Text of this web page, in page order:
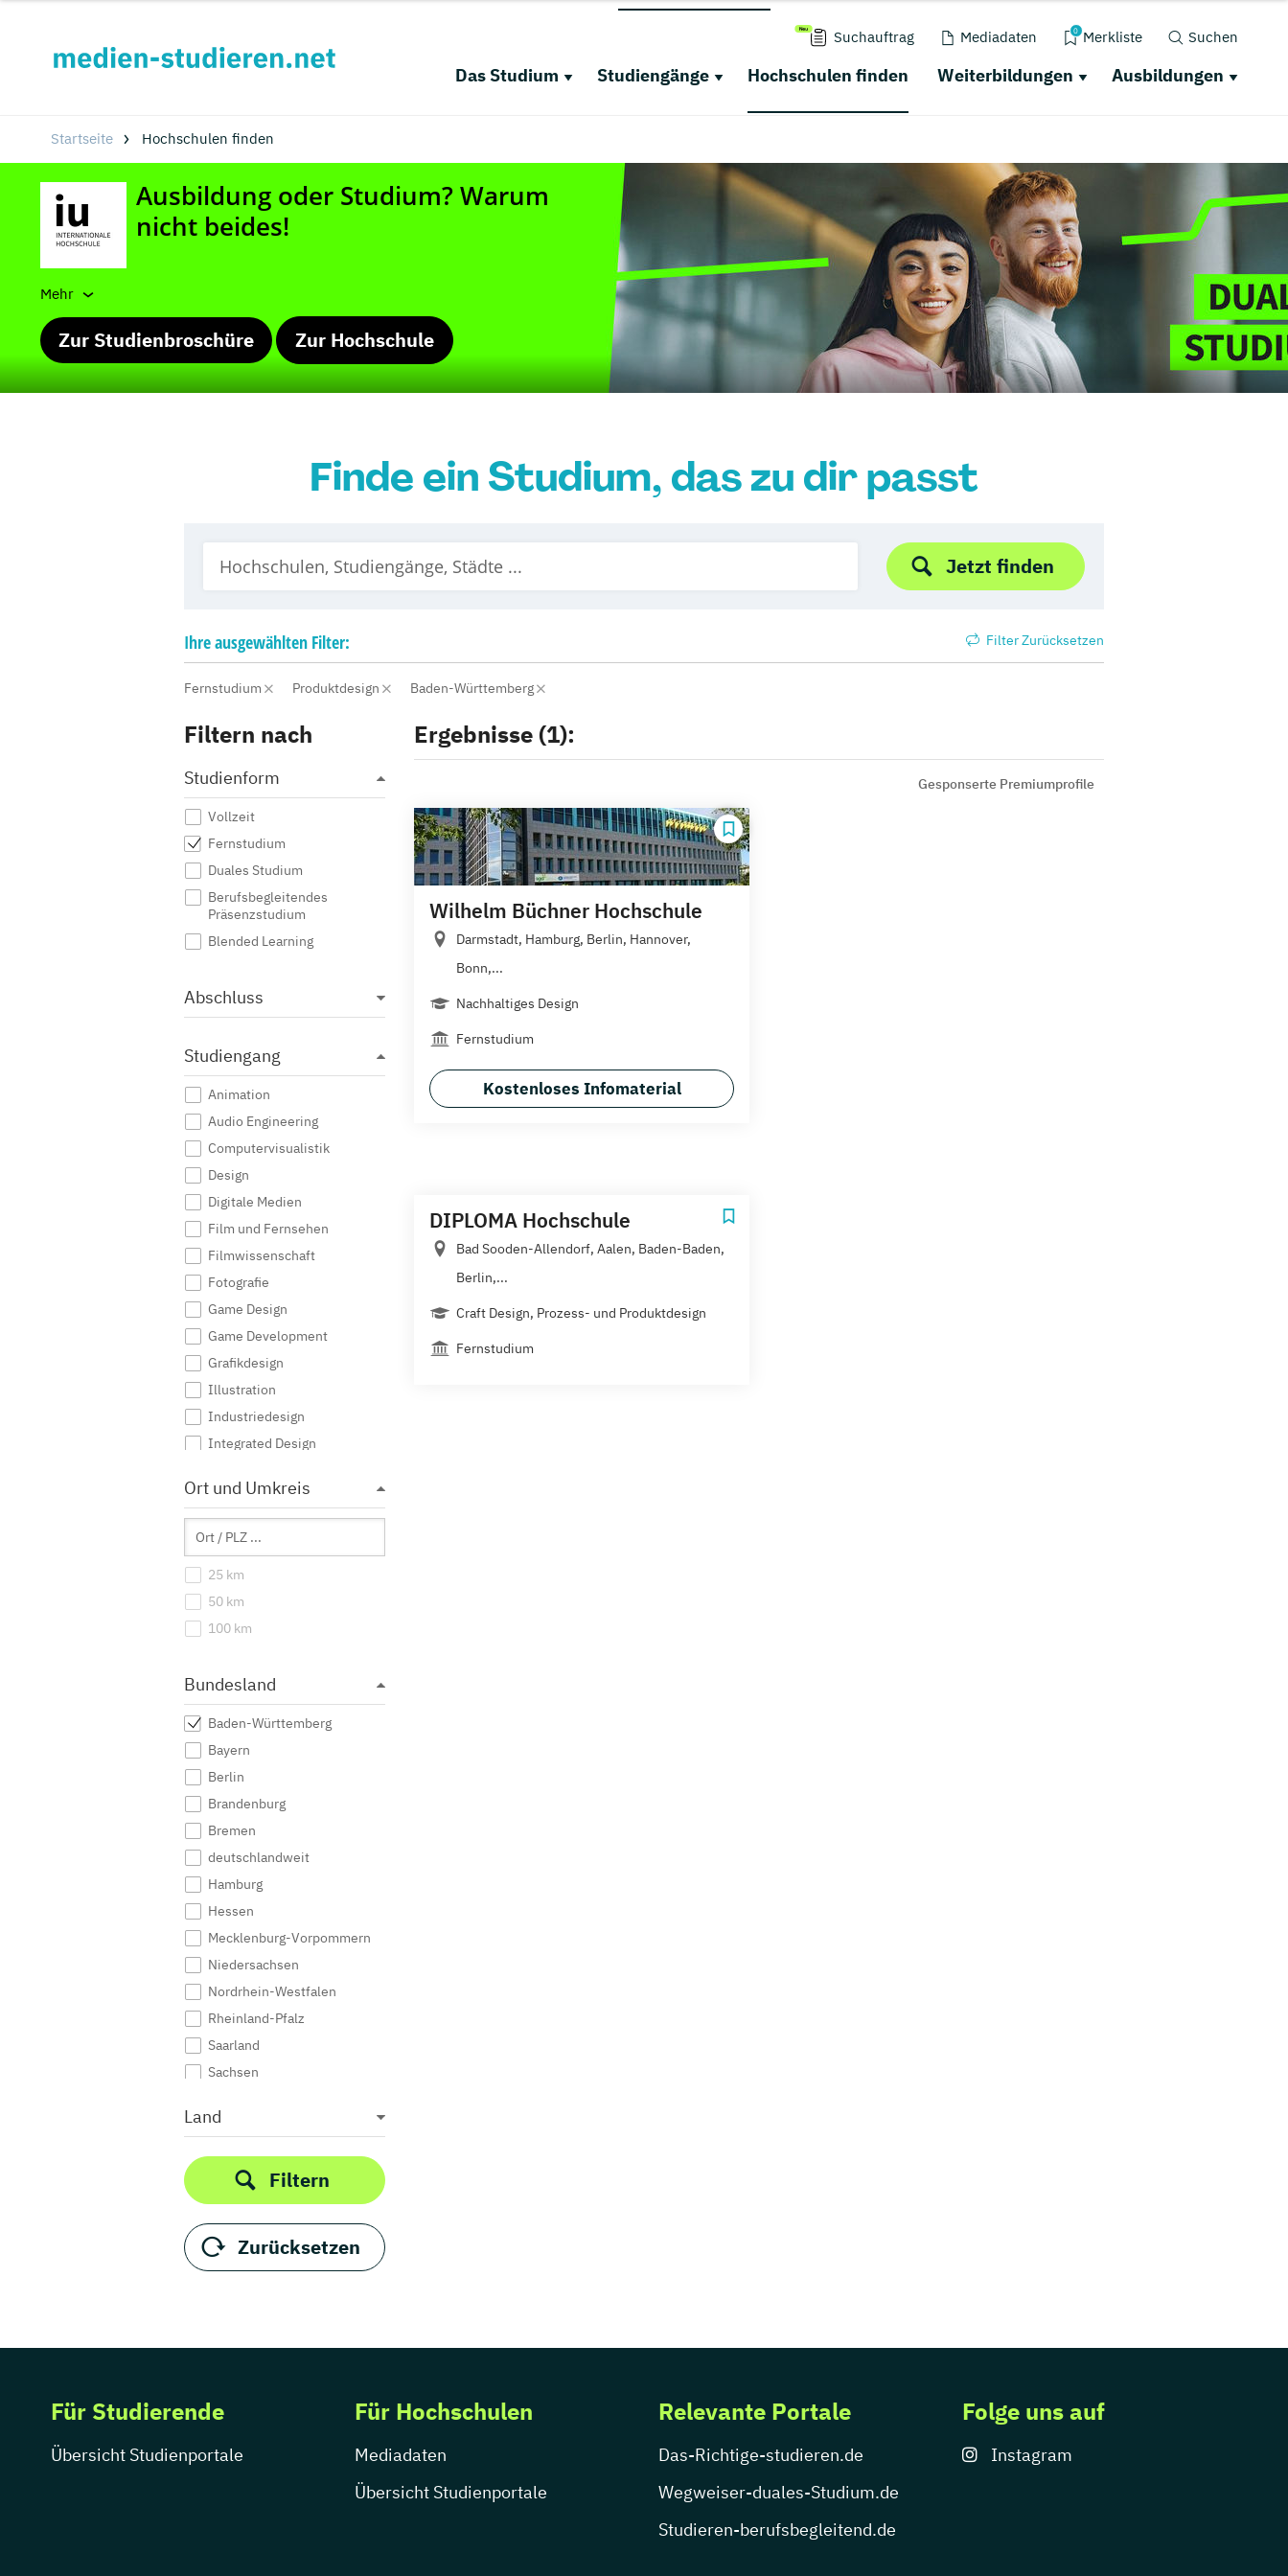
Suchauftrag Mediadaten 0 Merkliste Suchen
Das Studium Studiengänge Hochschulen finden Weiterbildungen Ausbildungen
Startseite Hochschulen finden
Mehr
Zur Studienbroschüre Zur Hochschule
Finde ein Studium, das zu dir passt
Jetzt finden
Ihreausgewählten Filter: Filter Zurücksetzen
Fernstudium Produktdesign Baden-Württemberg
Filtern nach
Studienform
Vollzeit
Fernstudium
Duales Studium
Berufsbegleitendes
Präsenzstudium
Blended Learning
Abschluss
Studiengang
Animation
Audio Engineering
Computervisualistik
Design
Digitale Medien
Film und Fernsehen
Filmwissenschaft
Fotografie
Game Design
Game Development
Grafikdesign
Illustration
Industriedesign
Integrated Design
Journalismus
Kommunikationsdesign
Kommunikationswissenschaft
Kreatives Schreiben
Kunst
Kunstgeschichte
Musiktherapie
Musikwissenschaft
Produktdesign
Public Relations /
Publizistik
Visuelle Kommunikation
Ort und Umkreis
25 km
50 km
100 km
Bundesland
Baden-Württemberg
Bayern
Berlin
Brandenburg
Bremen
deutschlandweit
Hamburg
Hessen
Mecklenburg-Vorpommern
Niedersachsen
Nordrhein-Westfalen
Rheinland-Pfalz
Saarland
Sachsen
Schleswig-Holstein
Thüringen
Land
Filtern
Zurücksetzen
Ergebnisse (1):
Gesponserte Premiumprofile
Wilhelm Büchner Hochschule
Darmstadt, Hamburg, Berlin, Hannover,
Bonn,...
Nachhaltiges Design
Fernstudium
Kostenloses Infomaterial
DIPLOMA Hochschule
Bad Sooden-Allendorf, Aalen, Baden-Baden,
Berlin,...
Craft Design, Prozess- und Produktdesign
Fernstudium
Für Studierende
Übersicht Studienportale
Für Hochschulen
Mediadaten
Übersicht Studienportale
Relevante Portale
Das-Richtige-studieren.de
Wegweiser-duales-Studium.de
Studieren-berufsbegleitend.de
Folge uns auf
Instagram